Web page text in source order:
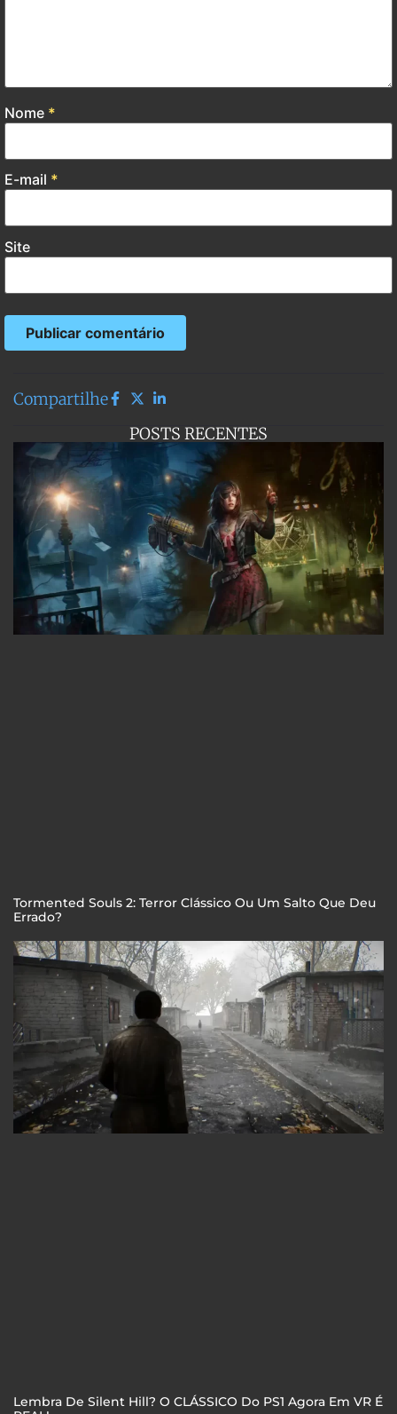
Nome *
E-mail *
Site
Compartilhe
POSTS RECENTES
Tormented Souls 2: Terror Clássico Ou Um Salto Que Deu
Errado?
Lembra De Silent Hill? O CLÁSSICO Do PS1 Agora Em VR É